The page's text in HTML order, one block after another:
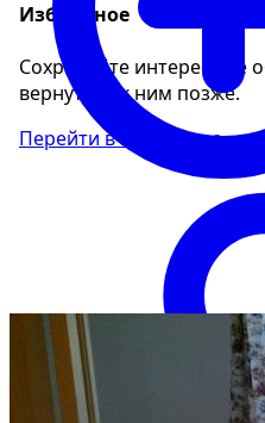
Избранное
Сохраняйте интересные
вернуться к ним позже.
Перейти в избранное